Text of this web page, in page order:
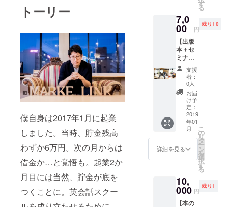
トーリー
僕自身は2017年1月に起業
しました。当時、貯金残高
わずか6万円。次の月からは
借金か…と覚悟も。起業2か
月目には当然、貯金が底を
つくことに。英会話スクー
できる
URLを
送付し
ます。
（※送料
込み）
嬢と60
分ラン
チをす
る権利
です。
こちら
は日程
2/23(土)
13:00～
14:00の
指定と
なりま
す。 ※
名古屋
市内の
指定の
交通費
や飲食
代はご
自身で
す
る
7,0
00 円
残り10
【出版
本＋セ
ミナー2
回参加
権利】
堤が全
国で主
催する
セミ
ナーに
参加で
きる権
利と、
出版本
を送付
しま
ミナー
は2019
年1月～
12月に
支援
者：
0人
お届
け予
定：
2019
年01
月
詳細を見る
こ
の
リ
タ
ー
ン
を
選
択
す
る
10,
000 円
残り1
【本の